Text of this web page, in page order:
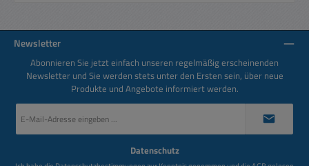
Newsletter
Abonnieren Sie jetzt einfach unseren regelmäßig erscheinenden
Newsletter und Sie werden stets unter den Ersten sein, über neue
Produkte und Angebote informiert werden.
Mail-
Datenschutz